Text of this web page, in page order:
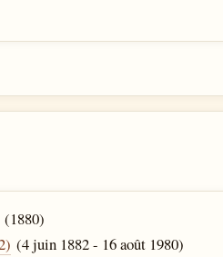
(1880)
(4 juin 1882 - 16 août 1980)